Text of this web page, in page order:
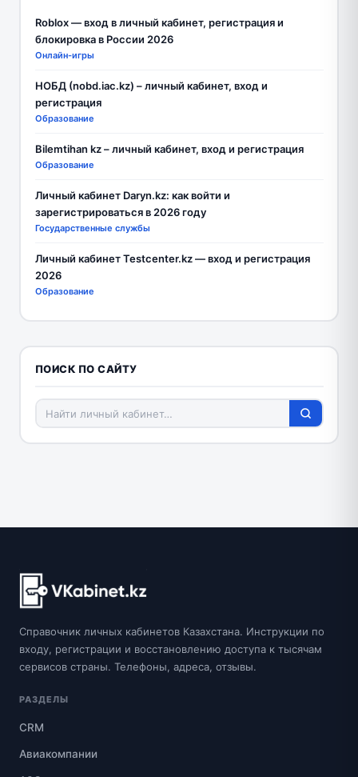
Roblox — вход в личный кабинет, регистрация и
блокировка в России 2026
Онлайн-игры
НОБД (nobd.iac.kz) – личный кабинет, вход и
регистрация
Образование
Bilemtihan kz – личный кабинет, вход и регистрация
Образование
Личный кабинет Daryn.kz: как войти и
зарегистрироваться в 2026 году
Государственные службы
Личный кабинет Testcenter.kz — вход и регистрация
2026
Образование
ПОИСК ПО САЙТУ
Справочник личных кабинетов Казахстана. Инструкции по
входу, регистрации и восстановлению доступа к тысячам
сервисов страны. Телефоны, адреса, отзывы.
РАЗДЕЛЫ
CRM
Авиакомпании